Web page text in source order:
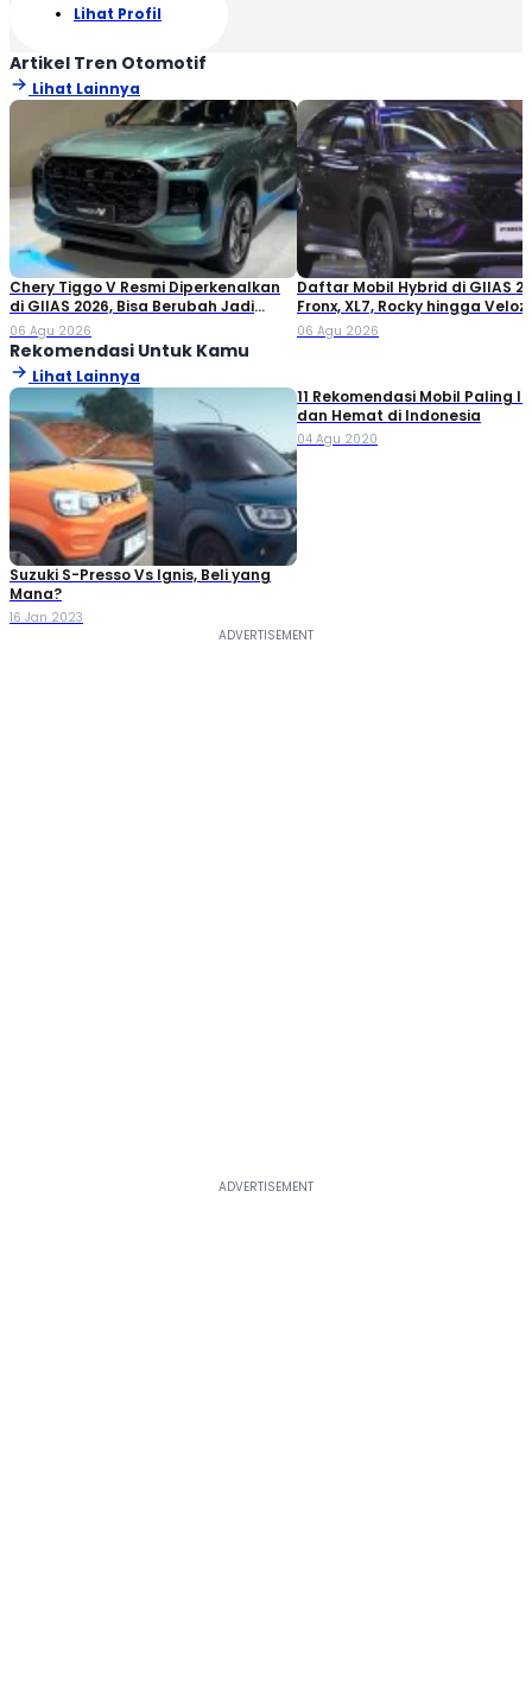
Lihat Profil
Artikel Tren Otomotif
Lihat Lainnya
Chery Tiggo V Resmi Diperkenalkan
di GIIAS 2026, Bisa Berubah Jadi
Double Cabin
06 Agu 2026
Daftar Mobil Hybrid di GIIAS
Fronx, XL7, Rocky hingga Veloz!
06 Agu 2026
Rekomendasi Untuk Kamu
Lihat Lainnya
Suzuki S-Presso Vs Ignis, Beli yang
Mana?
16 Jan 2023
11 Rekomendasi Mobil Paling
dan Hemat di Indonesia
04 Agu 2020